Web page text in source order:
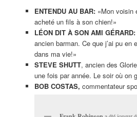
ENTENDU AU BAR: «Mon voisin
acheté un fils à son chien!»
LÉON DIT À SON AMI GÉRARD:
ancien barman. Ce que j’ai pu en
dans ma vie!»
STEVE SHUTT, ancien des
une fois par année. Le soir où on
BOB COSTAS, commentateur